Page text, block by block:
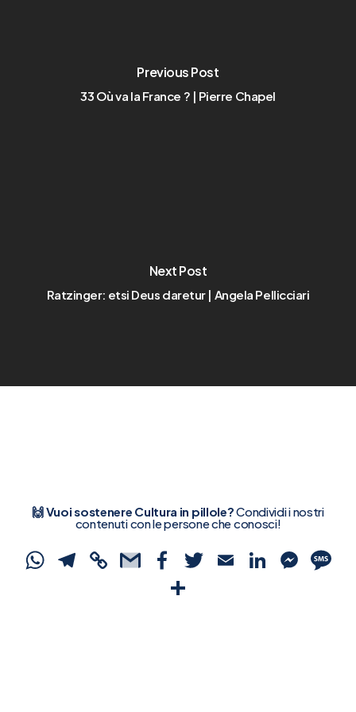
Previous Post
33 Où va la France ? | Pierre Chapel
Next Post
Ratzinger: etsi Deus daretur | Angela Pellicciari
🙌 Vuoi sostenere Cultura in pillole?Condividi i nostri
contenuti con le persone che conosci!
WhatsApp
Telegram
CopyGmailFacebook
Twitter
Email